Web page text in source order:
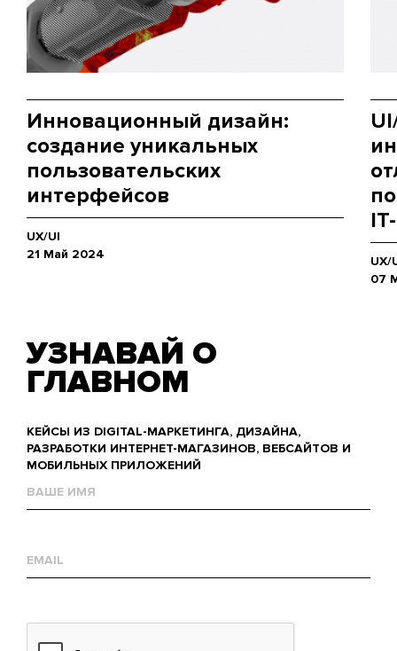
Инновационный дизайн:
создание уникальных
пользовательских
интерфейсов
UX/UI
21 Май 2024
UX/
07
УЗНАВАЙ О
ГЛАВНОМ
КЕЙСЫ ИЗ DIGITAL-МАРКЕТИНГА, ДИЗАЙНА,
РАЗРАБОТКИ ИНТЕРНЕТ-МАГАЗИНОВ, ВЕБСАЙТОВ И
МОБИЛЬНЫХ ПРИЛОЖЕНИЙ
mail